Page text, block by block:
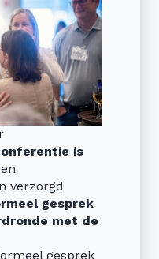
is
verzorgd
gesprek
met de
gesprek